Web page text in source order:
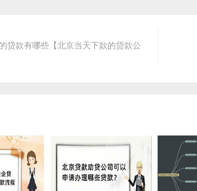
贷款有哪些【北京当天下款的贷款公